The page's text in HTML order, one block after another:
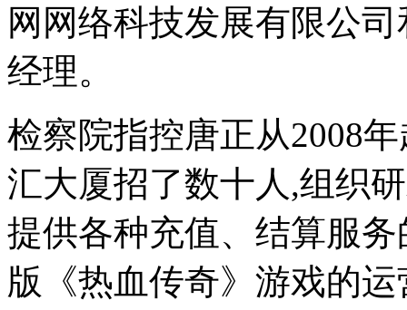
网网络科技发展有限公
经理。
检察院指控唐正从2008
汇大厦招了数十人,组织
提供各种充值、结算服务
版《热血传奇》游戏的